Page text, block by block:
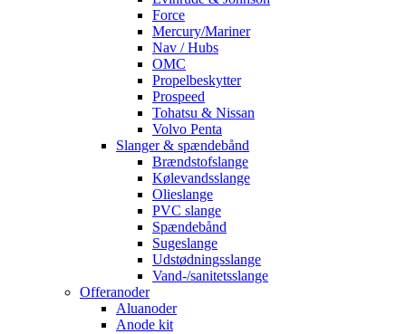
Force
Mercury/Mariner
Nav / Hubs
OMC
Propelbeskytter
Prospeed
Tohatsu & Nissan
Volvo Penta
Slanger & spændebånd
Brændstofslange
Kølevandsslange
Olieslange
PVC slange
Spændebånd
Sugeslange
Udstødningsslange
Vand-/sanitetsslange
Offeranoder
Aluanoder
Anode kit